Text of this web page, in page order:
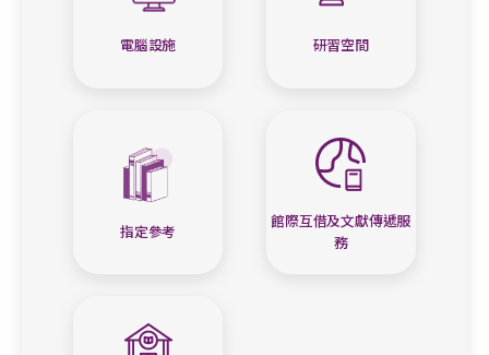
電腦設施 研習空間
指定參考
館際互借及文獻傳遞服
務